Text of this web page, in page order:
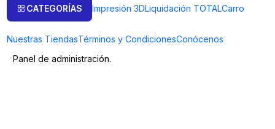
CATEGORÍAS Impresión 3DLiquidación TOTALCarro
Nuestras TiendasTérminos y CondicionesConócenos
Esta es tu primera publicación de blog.
Puede editarlo o eliminarlo en la sección Páginas de su
Panel de administración.